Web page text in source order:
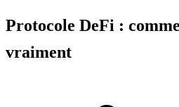
Protocole DeFi :
vraiment